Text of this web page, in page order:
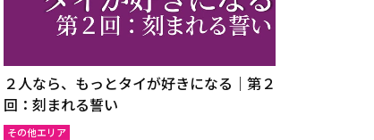
２人なら、もっとタイが好きになる｜第２
回：刻まれる誓い
その他エリア